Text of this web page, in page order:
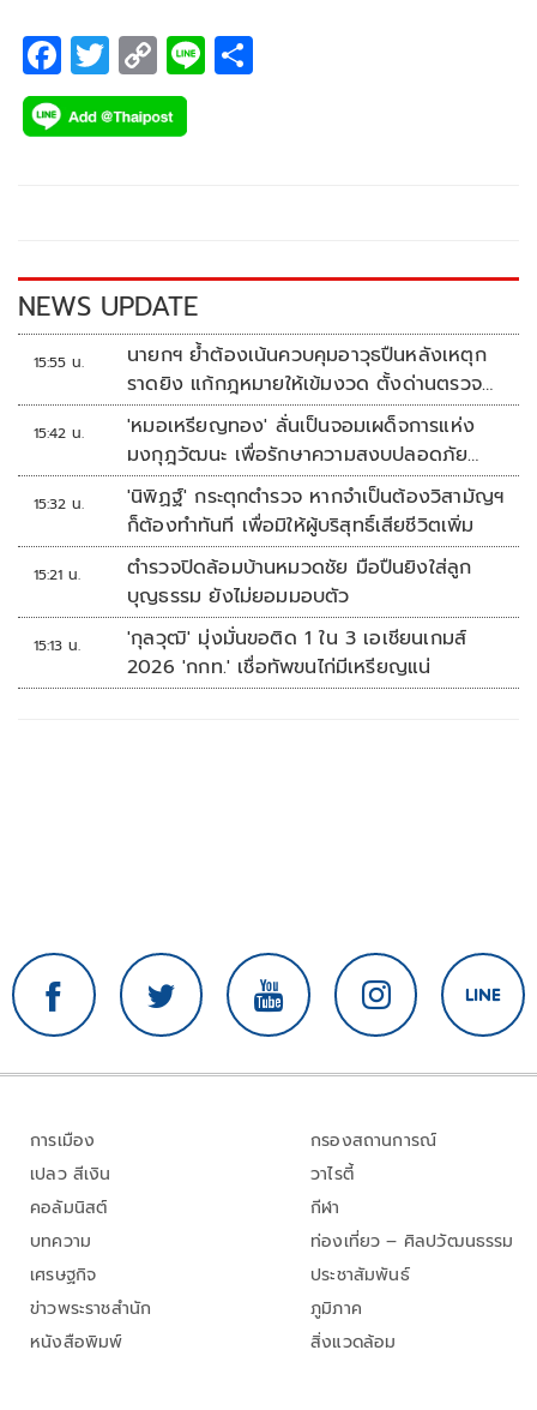
F
ac
e
k
T
wi
tt
C
o
p
k
Li
NEWS UPDATE
15:55 น.
นายกฯ ย้ำต้องเน้นควบคุมอาวุธปืนหลังเหตุก
ราดยิง แก้กฎหมายให้เข้มงวด ตั้งด่านตรวจ
เพิ่ม
15:42 น.
'หมอเหรียญทอง' ลั่นเป็นจอมเผด็จการแห่ง
มงกุฎวัฒนะ เพื่อรักษาความสงบปลอดภัย
ภายในรพ.
15:32 น.
'นิพิฏฐ์' กระตุกตำรวจ หากจำเป็นต้องวิสามัญฯ
ก็ต้องทำทันที เพื่อมิให้ผู้บริสุทธิ์เสียชีวิตเพิ่ม
15:21 น.
ตำรวจปิดล้อมบ้านหมวดชัย มือปืนยิงใส่ลูก
บุญธรรม ยังไม่ยอมมอบตัว
15:13 น.
'กุลวุฒิ' มุ่งมั่นขอติด 1 ใน 3 เอเชียนเกมส์
2026 'กกท.' เชื่อทัพขนไก่มีเหรียญแน่
การเมือง
เปลว สีเงิน
คอลัมนิสต์
บทความ
เศรษฐกิจ
ข่าวพระราชสำนัก
หนังสือพิมพ์
กรองสถานการณ์
วาไรตี้
กีฬา
ท่องเที่ยว – ศิลปวัฒนธรรม
ประชาสัมพันธ์
ภูมิภาค
สิ่งแวดล้อม